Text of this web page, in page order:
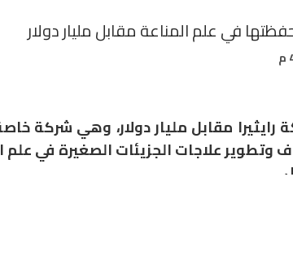
في علم المناعة مقابل مليار دولار
رايثيرا مقابل مليار دولار، وهي شركة
علاجات الجزيئات الصغيرة في علم